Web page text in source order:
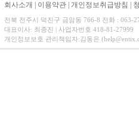
회사소개 이용약관 개인정보취급방침
전북 전주시 덕진구 금암동 766-8 전화 : 063-
대표이사: 최종진 | 사업자번호 418-81-27999
개인정보보호 관리책임자:김동은